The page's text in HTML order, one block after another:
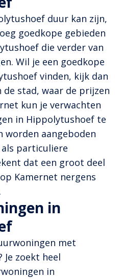
duur kan zijn,
goedkope gebieden
die verder van
Wil je een goedkope
vinden, kijk dan
stad, waar de prijzen
kun je verwachten
in Hippolytushoef te
worden aangeboden
particuliere
dat een groot deel
Kamernet nergens
in
met
Je zoekt heel
in